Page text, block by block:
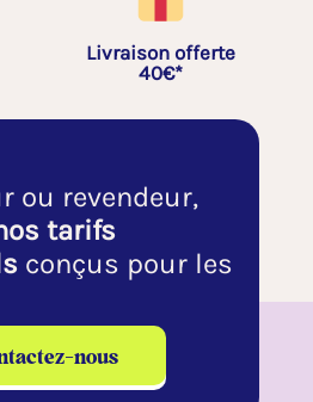
Livraison offerte
40€*
ou revendeur,
tarifs
conçus pour les
nous